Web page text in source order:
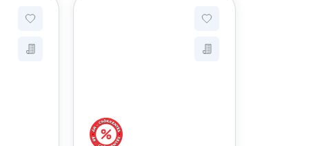
hajkondicionáló marokkói bio argánolajjal - 265 ml
hajkondicionáló marokkói bio argánolajjal - 265 ml
Hozzáadás a kedvencekhez, Dr.Organic izzadásgátló roll-
Mentés a bevásárló listára, Dr.Organic izzadásgátló roll-
árréscsökkentés
Hozzáadás a
Mentés a bevásárló